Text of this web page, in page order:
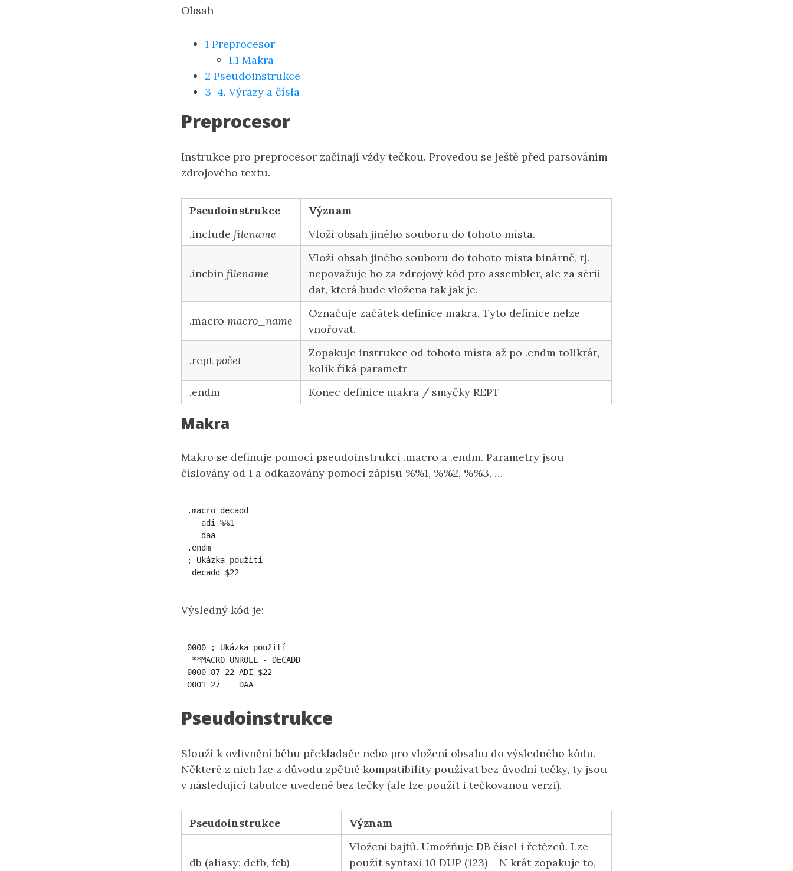
Obsah
1 Preprocesor
1.1 Makra
2 Pseudoinstrukce
3 4. Výrazy a čísla
Preprocesor
Instrukce pro preprocesor začínají vždy tečkou. Provedou se ještě před parsováním
zdrojového textu.
Pseudoinstrukce
Význam
.include filename Vloží obsah jiného souboru do tohoto místa.
.incbin filename
Vloží obsah jiného souboru do tohoto místa binárně, tj.
nepovažuje ho za zdrojový kód pro assembler, ale za sérii
dat, která bude vložena tak jak je.
.macro macro_name
Označuje začátek definice makra. Tyto definice nelze
vnořovat.
.reptpočet
Zopakuje instrukce od tohoto místa až po .endm tolikrát,
kolik říká parametr
.endm
Konec definice makra / smyčky REPT
Makra
Makro se definuje pomocí pseudoinstrukcí .macro a .endm. Parametry jsou
číslovány od 1 a odkazovány pomocí zápisu %%1, %%2, %%3, …
.macro decadd
adi %%1
daa
.endm
; Ukázka použití
decadd $22
Výsledný kód je:
0000 ; Ukázka použití
**MACRO UNROLL - DECADD
0000 87 22 ADI $22
0001 27    DAA
Pseudoinstrukce
Slouží k ovlivnění běhu překladače nebo pro vložení obsahu do výsledného kódu.
Některé z nich lze z důvodu zpětné kompatibility používat bez úvodní tečky, ty jsou
v následující tabulce uvedené bez tečky (ale lze použít i tečkovanou verzi).
Pseudoinstrukce Význam
db (aliasy: defb, fcb)
Vložení bajtů. Umožňuje DB čísel i řetězců. Lze
použít syntaxi 10 DUP (123) – N krát zopakuje to,